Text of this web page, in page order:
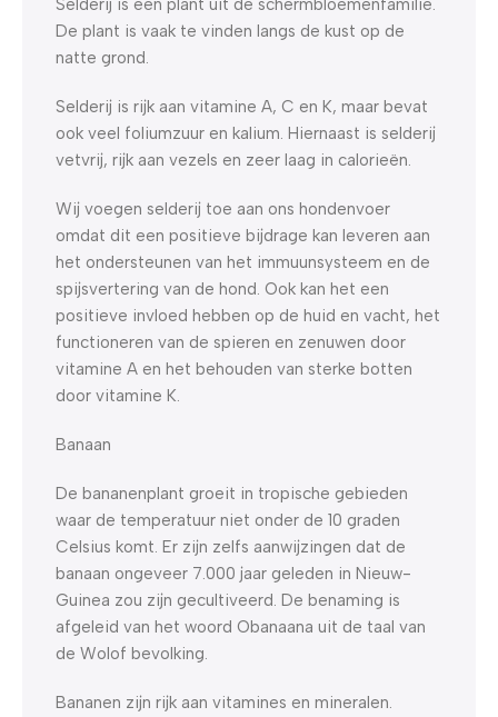
Selderij is een plant uit de schermbloemenfamilie.
De plant is vaak te vinden langs de kust op de
natte grond.
Selderij is rijk aan vitamine A, C en K, maar bevat
ook veel foliumzuur en kalium. Hiernaast is selderij
vetvrij, rijk aan vezels en zeer laag in calorieën.
Wij voegen selderij toe aan ons hondenvoer
omdat dit een positieve bijdrage kan leveren aan
het ondersteunen van het immuunsysteem en de
spijsvertering van de hond. Ook kan het een
positieve invloed hebben op de huid en vacht, het
functioneren van de spieren en zenuwen door
vitamine A en het behouden van sterke botten
door vitamine K.
Banaan
De bananenplant groeit in tropische gebieden
waar de temperatuur niet onder de 10 graden
Celsius komt. Er zijn zelfs aanwijzingen dat de
banaan ongeveer 7.000 jaar geleden in Nieuw-
Guinea zou zijn gecultiveerd. De benaming is
afgeleid van het woord Obanaana uit de taal van
de Wolof bevolking.
Bananen zijn rijk aan vitamines en mineralen.